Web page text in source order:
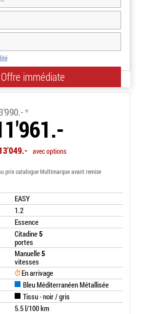
*
avec options
prix catalogue Multimarque avant remise
EASY
1.2
Essence
Citadine5
portes
Manuelle5
vitesses
En arrivage
Bleu Méditerranéen Métallisée
Tissu - noir / gris
5.5 l/100 km